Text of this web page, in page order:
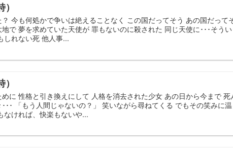
今も何処かで争いは絶えることなく この国だってそう あの国だって
で 夢を求めていた天使が 罪もないのに殺された 同じ天使に･･･そうい
れない死 他人事...
に 性格と引き換えにして 人格を消去された少女 あの日から今まで 死
･･ 「もう人間じゃないの？」 笑いながら尋ねてくる でもその笑みに温
なければ、快楽もないや...